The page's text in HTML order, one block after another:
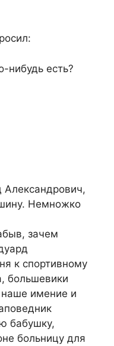
нибудь есть?
Немножко
зачем
к спортивному
большевики
имение и
бабушку,
больницу для